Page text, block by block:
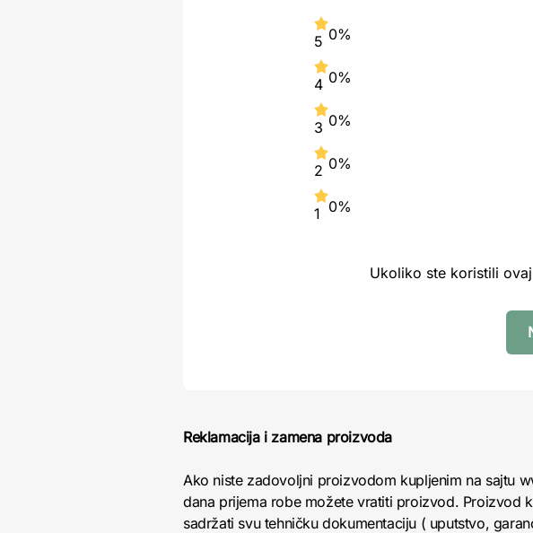
5 0%
4 0%
3 0%
2 0%
1 0%
Ukoliko ste koristili
Reklamacija i zamena proizvoda
Ako niste zadovoljni proizvodom kupljenim na sajtu
dana prijema robe možete vratiti proizvod. Proizvod
sadržati svu tehničku dokumentaciju ( uputstvo,